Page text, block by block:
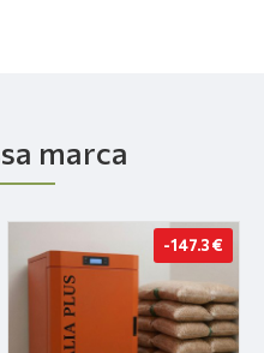
marca
-147.3 €